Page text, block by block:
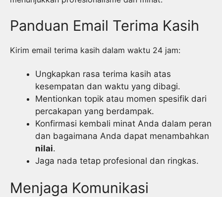
Panduan Email Terima Kasih
Kirim email terima kasih dalam waktu 24 jam:
Ungkapkan rasa terima kasih atas
kesempatan dan waktu yang dibagi.
Mentionkan topik atau momen spesifik dari
percakapan yang berdampak.
Konfirmasi kembali minat Anda dalam peran
dan bagaimana Anda dapat menambahkan
nilai.
Jaga nada tetap profesional dan ringkas.
Menjaga Komunikasi